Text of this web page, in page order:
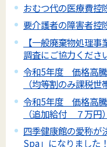
おむつ代の医療費控
要介護者の障害者控
【一般廃棄物処理
調査にご協力くださ
令和5年度 価格高騰
（均等割のみ課税
令和5年度 価格高騰
（追加給付 ７万円
四季健康館の愛称
Spa」になりました！